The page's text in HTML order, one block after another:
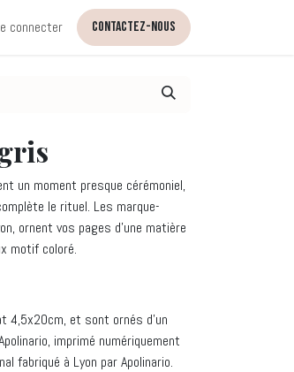
Les ateliers Contactez-nous
connecter Contactez-nous
un moment presque cérémoniel,
le rituel. Les marque-
ornent vos pages d’une matière
motif coloré.
4,5x20cm, et sont ornés d'un
imprimé numériquement
fabriqué à Lyon par Apolinario.